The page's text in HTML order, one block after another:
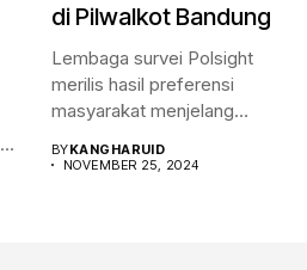
di Pilwalkot Bandung
Lembaga survei Polsight
merilis hasil preferensi
masyarakat menjelang
Hasilnya,...
BYKANGHARUID
NOVEMBER 25, 2024